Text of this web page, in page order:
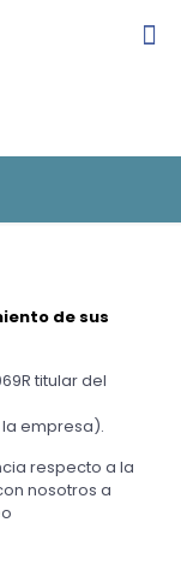
de sus
titular del
empresa).
respecto a la
nosotros a